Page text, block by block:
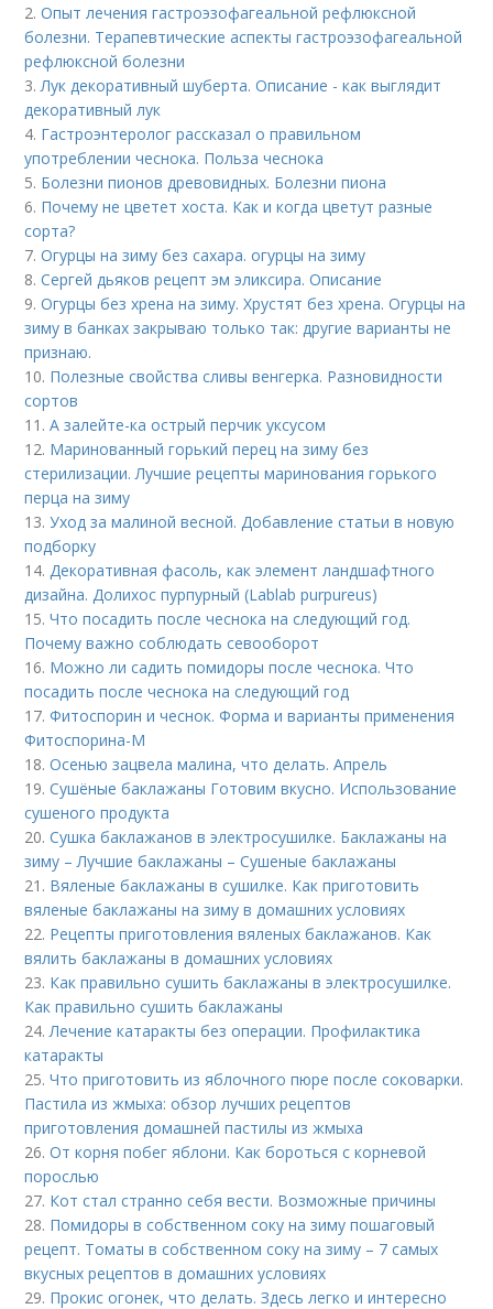
2.Опыт лечения гастроэзофагеальной рефлюксной
болезни. Терапевтические аспекты гастроэзофагеальной
рефлюксной болезни
3. Лук декоративный шуберта. Описание - как выглядит
декоративный лук
4. Гастроэнтеролог рассказал о правильном
употреблении чеснока. Польза чеснока
5. Болезни пионов древовидных. Болезни пиона
6. Почему не цветет хоста. Как и когда цветут разные
сорта?
7.Огурцы на зиму без сахара. огурцы на зиму
8.Сергей дьяков рецепт эм эликсира. Описание
9.Огурцы без хрена на зиму. Хрустят без хрена. Огурцы на
зиму в банках закрываю только так: другие варианты не
признаю.
10. Полезные свойства сливы венгерка. Разновидности
сортов
11.А залейте-ка острый перчик уксусом
12. Маринованный горький перец на зиму без
стерилизации. Лучшие рецепты маринования горького
перца на зиму
13.Уход за малиной весной. Добавление статьи в новую
подборку
14. Декоративная фасоль, как элемент ландшафтного
дизайна. Долихос пурпурный (Lablab purpureus)
15.Что посадить после чеснока на следующий год.
Почему важно соблюдать севооборот
16. Можно ли садить помидоры после чеснока. Что
посадить после чеснока на следующий год
17.Фитоспорин и чеснок. Форма и варианты применения
Фитоспорина-М
18.Осенью зацвела малина, что делать. Апрель
19.Сушёные баклажаны Готовим вкусно. Использование
сушеного продукта
20.Сушка баклажанов в электросушилке. Баклажаны на
зиму – Лучшие баклажаны – Сушеные баклажаны
21. Вяленые баклажаны в сушилке. Как приготовить
вяленые баклажаны на зиму в домашних условиях
22. Рецепты приготовления вяленых баклажанов. Как
вялить баклажаны в домашних условиях
23. Как правильно сушить баклажаны в электросушилке.
Как правильно сушить баклажаны
24. Лечение катаракты без операции. Профилактика
катаракты
25.Что приготовить из яблочного пюре после соковарки.
Пастила из жмыха: обзор лучших рецептов
приготовления домашней пастилы из жмыха
26.От корня побег яблони. Как бороться с корневой
порослью
27. Кот стал странно себя вести. Возможные причины
28. Помидоры в собственном соку на зиму пошаговый
рецепт. Томаты в собственном соку на зиму – 7 самых
вкусных рецептов в домашних условиях
29. Прокис огонек, что делать. Здесь легко и интересно